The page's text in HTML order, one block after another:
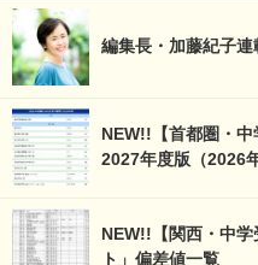
編集長・加藤紀子連
NEW!!【首都圏・中
2027年度版（2026
NEW!!【関西・中
ト」偏差値一覧